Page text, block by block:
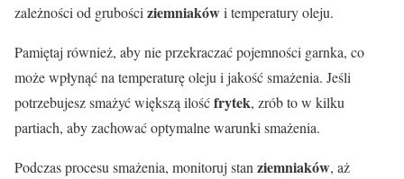
zależności od grubości ziemniakówi temperatury oleju.
Pamiętaj również, aby nie przekraczać pojemności garnka, co
może wpłynąć na temperaturę oleju i jakość smażenia. Jeśli
potrzebujesz smażyć większą ilośćfrytek, zrób to w kilku
partiach, aby zachować optymalne warunki smażenia.
Podczas procesu smażenia, monitoruj stan ziemniaków, aż